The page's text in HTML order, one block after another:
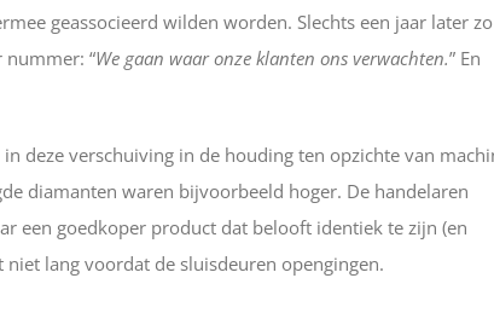
geassocieerd wilden worden. Slechts een jaar later
nummer: “We gaan waar onze klanten ons verwachten.” En
deze verschuiving in de houding ten opzichte van
diamanten waren bijvoorbeeld hoger. De handelaren
een goedkoper product dat belooft identiek te zijn (en
lang voordat de sluisdeuren opengingen.